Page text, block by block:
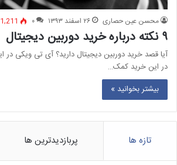
محسن عین حصاری ۲۶ اسفند ۱۳۹۳ ۰ 1,211
۹ نکته درباره خرید دوربین دیجیتال
آیا قصد خرید دوربین دیجیتال دارید؟ آی تی ویکی در
در این خرید کمک…
بیشتر بخوانید »
تازه ها پربازدیدترین ها